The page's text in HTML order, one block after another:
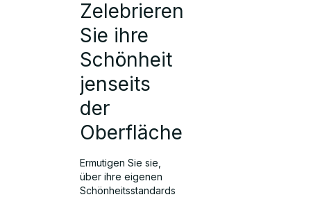
Zelebrieren
Sie ihre
Schönheit
jenseits
der
Oberfläche
Ermutigen Sie sie,
über ihre eigenen
Schönheitsstandards